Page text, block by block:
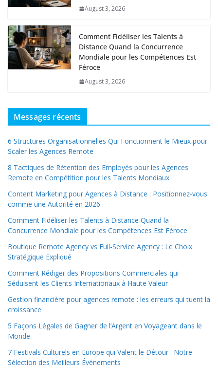
August 3, 2026
Comment Fidéliser les Talents à
Distance Quand la Concurrence
Mondiale pour les Compétences Est
Féroce
August 3, 2026
Messages récents
6 Structures Organisationnelles Qui Fonctionnent le Mieux pour
Scaler les Agences Remote
8 Tactiques de Rétention des Employés pour les Agences
Remote en Compétition pour les Talents Mondiaux
Content Marketing pour Agences à Distance : Positionnez-vous
comme une Autorité en 2026
Comment Fidéliser les Talents à Distance Quand la
Concurrence Mondiale pour les Compétences Est Féroce
Boutique Remote Agency vs Full-Service Agency : Le Choix
Stratégique Expliqué
Comment Rédiger des Propositions Commerciales qui
Séduisent les Clients Internationaux à Haute Valeur
Gestion financière pour agences remote : les erreurs qui tuent la
croissance
5 Façons Légales de Gagner de l’Argent en Voyageant dans le
Monde
7 Festivals Culturels en Europe qui Valent le Détour : Notre
Sélection des Meilleurs Événements